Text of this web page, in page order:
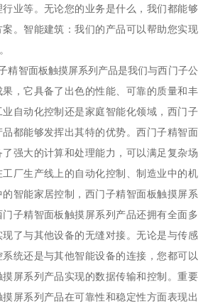
业等。无论您的业务是什么，我们都能够
。智能建筑：我们的产品可以帮助您实现
面板触摸屏系列产品是我们与西门子公
，它具备了出色的性能、可靠的质量和丰
自动化控制还是家庭智能化领域，西门子
都能够发挥出其特的优势。西门子精智面
强大的计算和处理能力，可以满足复杂场
厂生产线上的自动化控制、制造业中的机
智能家居控制，西门子精智面板触摸屏系
子精智面板触摸屏系列产品还拥有全面多
了与其他设备的无缝对接。无论是与传感
统还是与其他智能设备的连接，您都可以
屏系列产品实现的数据传输和控制。重要
屏系列产品在可靠性和稳定性方面表现出